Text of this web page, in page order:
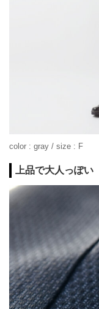
color : gray / size : F
上品で大人っぽい